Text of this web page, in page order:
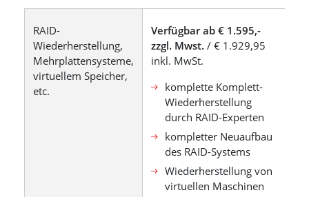
RAID-
Wiederherstellung,
Mehrplattensysteme,
virtuellem Speicher,
etc.
Verfügbar ab € 1.595,-
zzgl. Mwst. / € 1.929,95
inkl. MwSt.
komplette Komplett-
Wiederherstellung
durch RAID-Experten
kompletter Neuaufbau
des RAID-Systems
Wiederherstellung von
virtuellen Maschinen